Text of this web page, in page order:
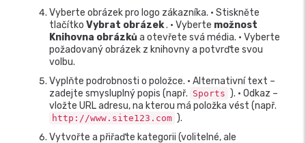
Vyberte obrázek pro logo zákazníka. • Stiskněte
tlačítko Vybrat obrázek. • Vyberte možnost
Knihovna obrázkůa otevřete svá média. • Vyberte
požadovaný obrázek z knihovny a potvrďte svou
volbu.
Vyplňte podrobnosti o položce. • Alternativní text –
zadejte smysluplný popis (např. Sports ). • Odkaz –
vložte URL adresu, na kterou má položka vést (např.
http://www.site123.com ).
Vytvořte a přiřaďte kategorii (volitelné, ale